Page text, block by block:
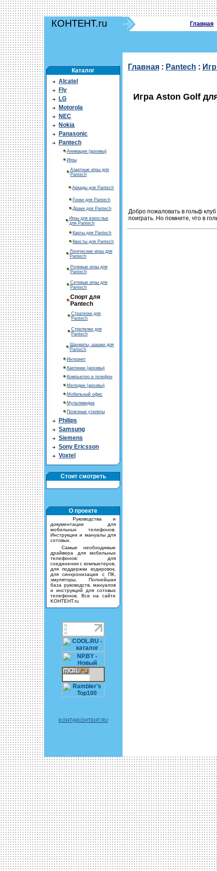
КОНТЕНТ.ru Главная
Каталог
Alcatel
Fly
LG
Motorola
NEC
Nokia
Panasonic
Pantech
Анимации (архивы)
Игры
Азартные игры для
Pantech
Аркады для Pantech
Гонки для Pantech
Драки для Pantech
Игры для взрослых
для Pantech
Карты для Pantech
Квесты для Pantech
Логические игры для
Pantech
Ролевые игры для
Pantech
Сетевые игры для
Pantech
Спорт для
Pantech
Стратегии для
Pantech
Стрелялки для
Pantech
Шахматы, шашки для
Pantech
Интернет
Картинки (архивы)
Компьютер и телефон
Мелодии (архивы)
Мобильный офис
Мультимедиа
Полезные утилиты
Philips
Samsung
Siemens
Sony Ericsson
Voxtel
Стоит смотреть
О проекте
Руководства и
документации для
мобильных телефонов.
Инструкции и мануалы для
сотовых.
Самые необходимые
драйвера для мобильных
телефонов: для
соединения с компьютеров,
для поддержки кодировок,
для синхронизации с ПК,
эмуляторы. Полнейшая
база руководств, мануалов
и инструкций для сотовых
телефонов. Все на сайте
KOHTEHT.ru
KOHT@KOHTEHT.RU
Главная: Pantech :
Игра Aston Golf
Добро пожаловать в гольф
поиграть. Но помните, что в